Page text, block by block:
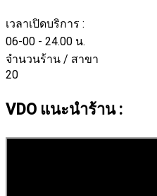
เวลาเปิดบริการ :
06-00 - 24.00 น.
จำนวนร้าน / สาขา
20
VDO แนะนำร้าน :